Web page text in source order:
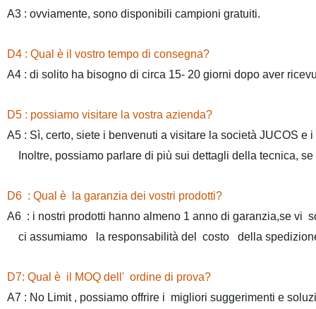
A3 : ovviamente, sono disponibili campioni gratuiti.
D4 : Qual è il vostro tempo di consegna?
A4 : di solito ha bisogno di circa 15- 20 giorni dopo aver
D5 : possiamo visitare la vostra azienda?
A5 : Sì, certo, siete i benvenuti a visitare la società JUCOS e i
Inoltre, possiamo parlare di più sui dettagli della tecnica, se
D6 : Qual è la garanzia dei vostri prodotti?
A6 : i nostri prodotti hanno almeno 1 anno di garanzia,se vi
ci assumiamo la responsabilità del costo della
D7: Qual è il MOQ dell' ordine di prova?
A7 : No Limit , possiamo offrire i migliori suggerimenti e